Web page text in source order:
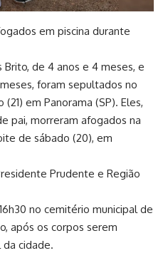
em piscina durante
Brito, de 4 anos e 4 meses, e
foram sepultados no
em Panorama (SP). Eles,
pai, morreram afogados na
de sábado (20), em
Prudente e Região
no cemitério municipal de
após os corpos serem
cidade.